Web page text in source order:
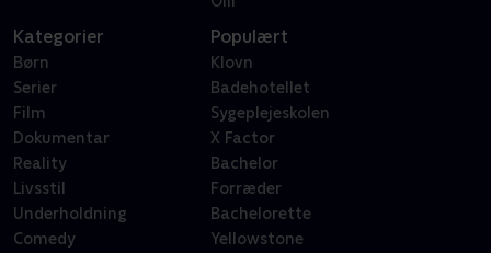
Kategorier
Børn
Serier
Film
Dokumentar
Reality
Livsstil
Underholdning
Comedy
Populært
Klovn
Badehotellet
Sygeplejeskolen
X Factor
Bachelor
Forræder
Bachelorette
Yellowstone